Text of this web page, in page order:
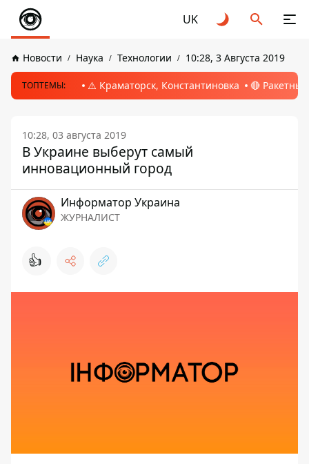
UK
Новости Наука Технологии 10:28, 3 Августа 2019
ТОПТЕМЫ: ⚠️ Краматорск, Константиновка 🔴
10:28, 03 августа 2019
В Украине выберут самый
инновационный город
Информатор Украина
ЖУРНАЛИСТ
👍